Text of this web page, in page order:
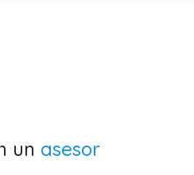
un asesor